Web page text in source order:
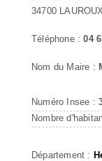
34700 LAUROUX
Téléphone :04
Nom du Maire :
Numéro Insee :
Nombre
Département :